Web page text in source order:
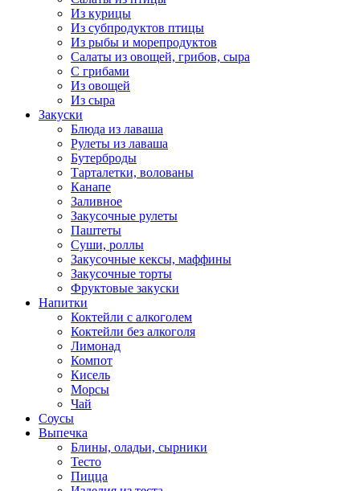
Из курицы
Из субпродуктов птицы
Из рыбы и морепродуктов
Салаты из овощей, грибов, сыра
С грибами
Из овощей
Из сыра
Закуски
Блюда из лаваша
Рулеты из лаваша
Бутерброды
Тарталетки, волованы
Канапе
Заливное
Закусочные рулеты
Паштеты
Суши, роллы
Закусочные кексы, маффины
Закусочные торты
Фруктовые закуски
Напитки
Коктейли с алкоголем
Коктейли без алкоголя
Лимонад
Компот
Кисель
Морсы
Чай
Соусы
Выпечка
Блины, оладьи, сырники
Тесто
Пицца